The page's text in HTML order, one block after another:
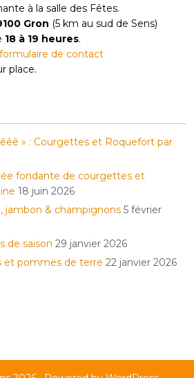
à la salle des Fêtes.
Gron (5 km au sud de Sens)
18 à 19 heures.
formulaire de contact
place.
» : Courgettes et Roquefort par
fondante de courgettes et
18 juin 2026
jambon & champignons 5 février
de saison 29 janvier 2026
et pommes de terre 22 janvier 2026